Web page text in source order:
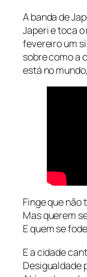
A banda de
Japeri e toca
fevereiro um
sobre como a
está no
Finge que não
Mas querem
E quem se
E a cidade
Desigualdade